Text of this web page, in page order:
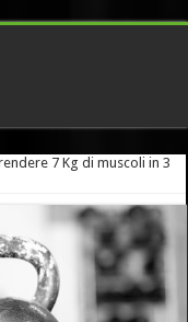
7 Kg di muscoli in 3